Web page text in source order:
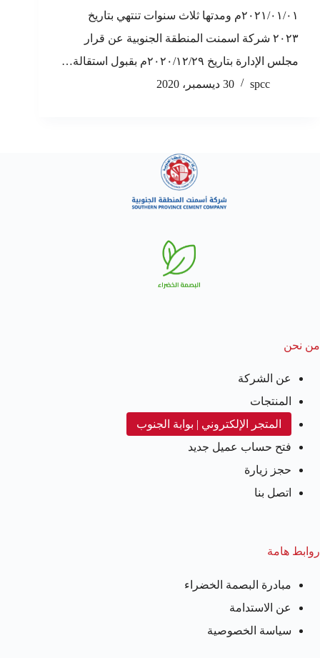
٢٠٢١/٠١/٠١م ومدتها ثلاث سنوات تنتهي بتاريخ
٢٠٢٣ شركة اسمنت المنطقة الجنوبية عن قرار
مجلس الإدارة بتاريخ ٢٠٢٠/١٢/٢٩م بقبول استقالة…
spcc
30 ديسمبر، 2020
من نحن
عن الشركة
المنتجات
المتجر الإلكتروني | بوابة الجنوب
فتح حساب عميل جديد
حجز زيارة
اتصل بنا
روابط هامة
مبادرة البصمة الخضراء
عن الاستدامة
سياسة الخصوصية